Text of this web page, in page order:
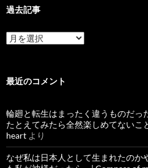
過去記事
過
去
最近のコメント
輪廻と転生はまったく違うものだっ
たとえてみたら全然楽しめてないこ
heart より
なぜ私は日本人として生まれたのか